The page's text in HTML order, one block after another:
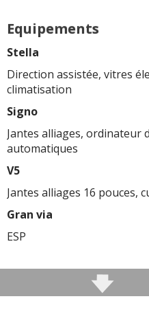
Equipements
Stella
Direction assistée, vitres
climatisation
Signo
Jantes alliages, ordinateur
automatiques
V5
Jantes alliages 16 pouces,
Gran via
ESP